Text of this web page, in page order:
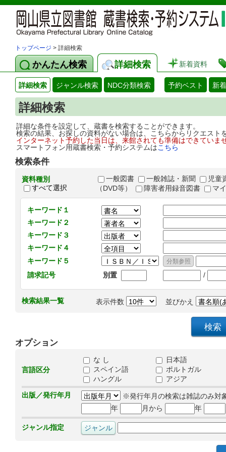
トップページ > 詳細検索
かんたん検索 詳細検索 新着資料
詳細検索 ジャンル検索 NDC分類検索 予約ベスト 新
詳細検索
詳細な条件を設定して、蔵書を検索することができます。
検索の結果、お探しの資料がない場合は、こちらからリクエス
インターネット予約した当日は、来館されても準備はできてい
スマートフォン用蔵書検索・予約システムはこちら
検索条件
資料種別
すべて選択
一般図書 一般雑誌・新聞
児童
（DVD等）
障害者用録音図書 マ
キーワード１
キーワード２
キーワード３
キーワード４
キーワード５
請求記号
別置 /
検索結果一覧 表示件数 並びかえ
オプション
言語区分
な し
日本語
スペイン語
ポルトガル
ハングル
アジア
出版／発行年月
※発行年月の検索は雑誌のみ対
年
月から 年
ジャンル指定